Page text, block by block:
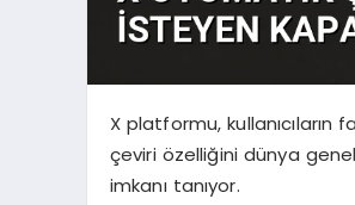
X platformu,
çeviri özelliğini dünya
imkanı tanıyor.